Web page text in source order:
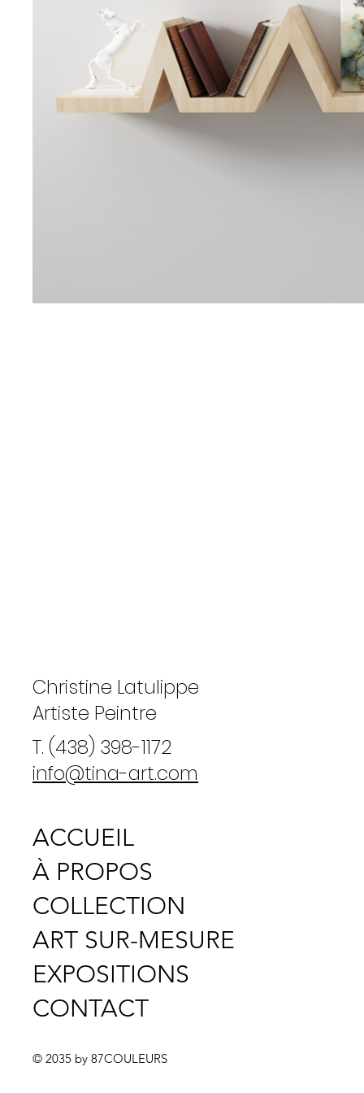
Christine Latulippe
Artiste Peintre
T. (438) 398-1172
info@tina-art.com
ACCUEIL
À PROPOS
COLLECTION
ART SUR-MESURE
EXPOSITIONS
CONTACT
© 2035 by 87COULEURS